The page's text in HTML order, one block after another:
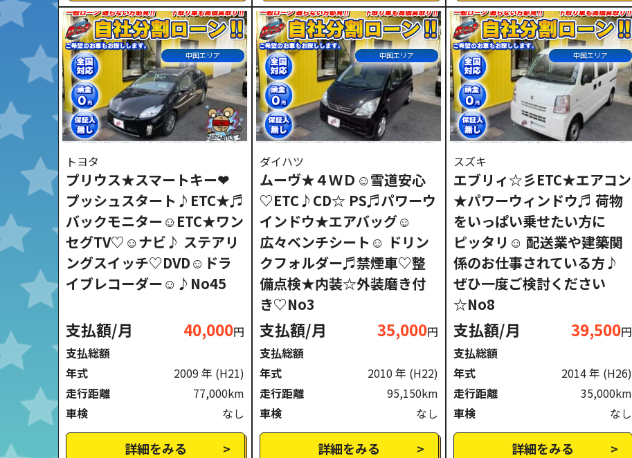
中国エリア
トヨタ
プリウス★スマートキー❤
プッシュスタート♪ETC★♬
バックモニター☺ETC★ワン
セグTV♡☺ナビ♪ ステアリ
ングスイッチ♡DVD☺ドラ
イブレコーダー☺♪No45
支払額/月 40,000円
支払総額
年式
2009 年 (H21)
走行距離
77,000km
車検
なし
詳細をみる
中国エリア
ダイハツ
ムーヴ★４ＷＤ☺雪道安心
♡ETC♪CD☆ PS♬パワーウ
インドウ★エアバッグ☺
広々ベンチシート☺ ドリン
クフォルダー♬禁煙車♡整
備点検★内装☆外装磨き付
き♡No3
支払額/月 35,000円
支払総額
年式
2010 年 (H22)
走行距離
95,150km
車検
なし
詳細をみる
中国エリア
スズキ
エブリィ☆彡ETC★エアコン
★パワーウィンドウ♬ 荷物
をいっぱい乗せたい方に
ピッタリ☺ 配送業や建築関
係のお仕事されている方♪
ぜひ一度ご検討ください
☆No8
支払額/月 39,500円
支払総額
年式
2014 年 (H26)
走行距離
35,000km
車検
なし
詳細をみる